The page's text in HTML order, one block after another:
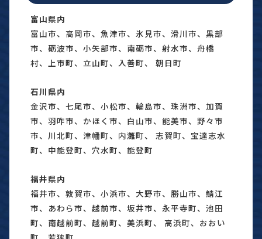
富山県内
富山市、高岡市、魚津市、氷見市、滑川市、黒部
市、砺波市、小矢部市、南砺市、射水市、舟橋
村、上市町、立山町、入善町、 朝日町
石川県内
金沢市、七尾市、小松市、輪島市、珠洲市、加賀
市、羽咋市、かほく市、白山市、能美市、野々市
市、川北町、津幡町、内灘町、 志賀町、宝達志水
町、中能登町、穴水町、能登町
福井県内
福井市、敦賀市、小浜市、大野市、勝山市、鯖江
市、あわら市、越前市、坂井市、永平寺町、池田
町、南越前町、越前町、美浜町、 高浜町、おおい